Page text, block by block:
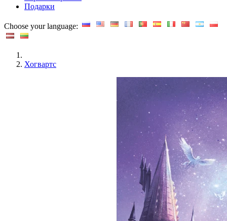
Подарки
Choose your language:
Хогвартс